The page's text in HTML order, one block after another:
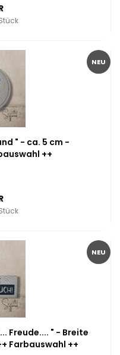
NEU
" - ca. 5 cm -
++
NEU
Freude.... " - Breite
Farbauswahl ++